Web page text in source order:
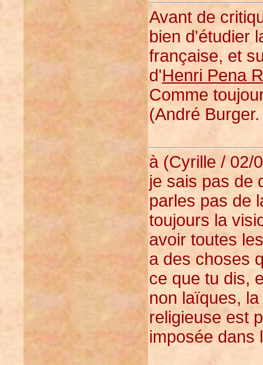
Avant de
bien d'étudier
française, et
d'Henri Pena
Comme
(André
à (Cyrille / 02/
je sais pas de
parles pas de
toujours la
avoir toutes
a des choses
ce que tu dis,
non laïques,
religieuse est
imposée dans